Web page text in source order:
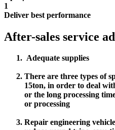
1
Deliver best performance
After-sales service
Adequate supplies
There are three types of
15ton, in order to deal
or the long processing
or processing
Repair engineering